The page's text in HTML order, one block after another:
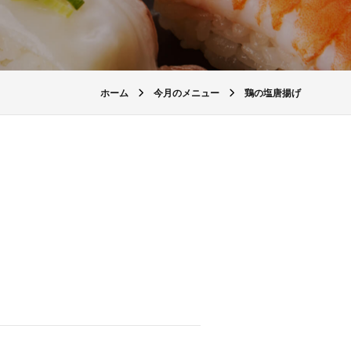
ホーム 今月のメニュー 鶏の塩唐揚げ